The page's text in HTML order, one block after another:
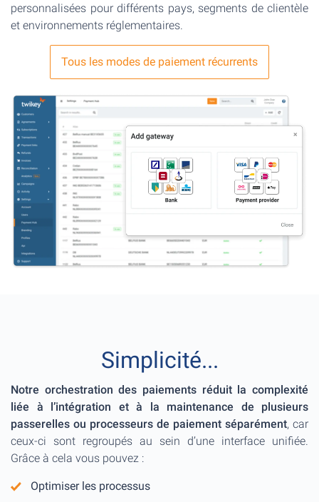
personnalisées pour différents pays, segments de clientèle
et environnements réglementaires.
Tous les modes de paiement récurrents
Simplicité...
Notre orchestration des paiements réduit la complexité
liée à l’intégration et à la maintenance de plusieurs
passerelles ou processeurs de paiement séparément, car
ceux-ci sont regroupés au sein d’une interface unifiée.
Grâce à cela vous pouvez :
Optimiser les processus